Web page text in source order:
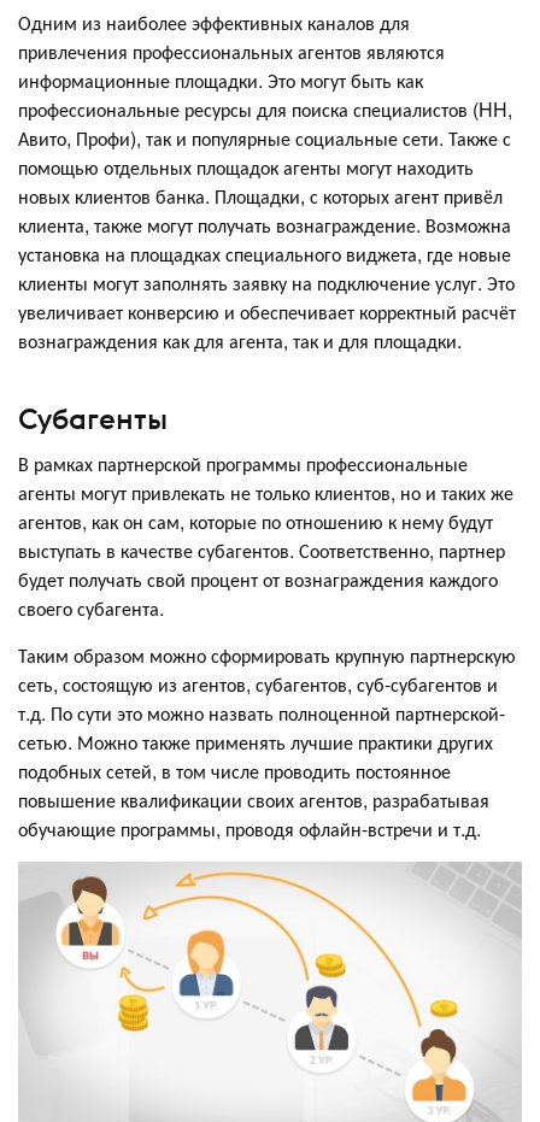
Одним из наиболее эффективных каналов для
привлечения профессиональных агентов являются
информационные площадки. Это могут быть как
профессиональные ресурсы для поиска специалистов (HH,
Авито, Профи), так и популярные социальные сети. Также с
помощью отдельных площадок агенты могут находить
новых клиентов банка. Площадки, с которых агент привёл
клиента, также могут получать вознаграждение. Возможна
установка на площадках специального виджета, где новые
клиенты могут заполнять заявку на подключение услуг. Это
увеличивает конверсию и обеспечивает корректный расчёт
вознаграждения как для агента, так и для площадки.
Субагенты
В рамках партнерской программы профессиональные
агенты могут привлекать не только клиентов, но и таких же
агентов, как он сам, которые по отношению к нему будут
выступать в качестве субагентов. Соответственно, партнер
будет получать свой процент от вознаграждения каждого
своего субагента.
Таким образом можно сформировать крупную партнерскую
сеть, состоящую из агентов, субагентов, суб-субагентов и
т.д. По сути это можно назвать полноценной партнерской-
сетью. Можно также применять лучшие практики других
подобных сетей, в том числе проводить постоянное
повышение квалификации своих агентов, разрабатывая
обучающие программы, проводя офлайн-встречи и т.д.